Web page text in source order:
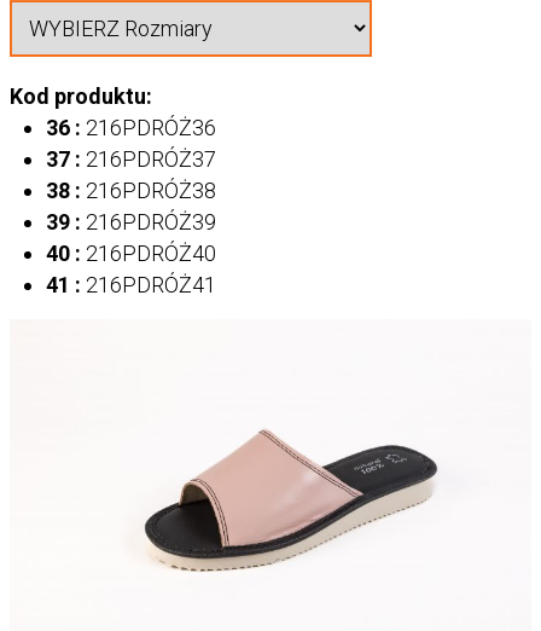
Kod produktu:
36 : 216PDRÓŻ36
37 : 216PDRÓŻ37
38 : 216PDRÓŻ38
39 : 216PDRÓŻ39
40 : 216PDRÓŻ40
41 : 216PDRÓŻ41